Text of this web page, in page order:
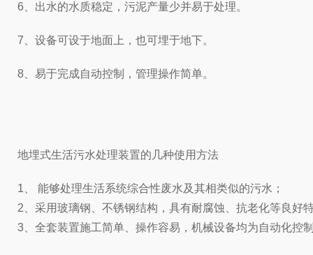
6、出水的水质稳定，污泥产量少并易于处理。
7、设备可设于地面上，也可埋于地下。
8、易于完成自动控制，管理操作简单。
地埋式生活污水处理装置的几种使用方法
1、 能够处理生活系统综合性废水及其相类似的污水；
2、采用玻璃钢、不锈钢结构，具有耐腐蚀、抗老化等良好
3、全套装置施工简单、操作容易，机械设备均为自动化控